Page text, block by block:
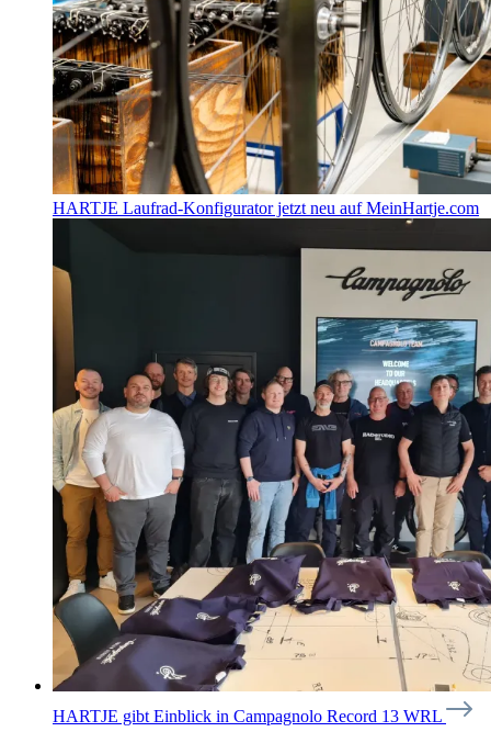
HARTJE Laufrad-Konfigurator jetzt neu auf MeinHartje.com
HARTJE gibt Einblick in Campagnolo Record 13 WRL